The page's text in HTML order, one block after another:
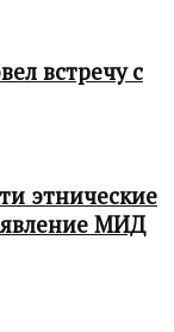
встречу с
этнические
МИД